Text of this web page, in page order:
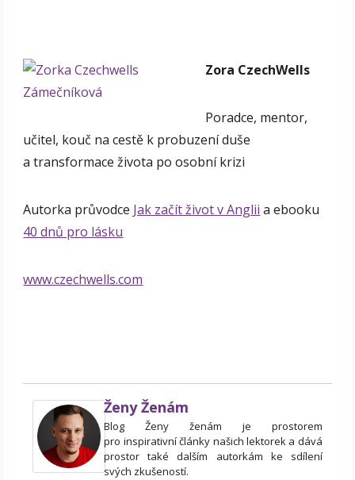
Zora CzechWells
Poradce, mentor,
učitel, kouč na cestě k probuzení duše
a transformace života po osobní krizi
Autorka průvodce Jak začít život v Anglii a ebooku
40 dnů pro lásku
www.czechwells.com
Ženy Ženám
Blog Ženy ženám je prostorem
pro inspirativní články našich lektorek a dává
prostor také dalším autorkám ke sdílení
svých zkušeností.